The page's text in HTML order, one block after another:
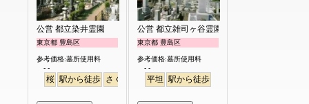
公営 都立染井霊園
東京都 豊島区
参考価格:墓所使用料
- -
桜 駅から徒歩 さくら
公営 都立雑司ヶ谷霊園
東京都 豊島区
参考価格:墓所使用料
- -
平坦 駅から徒歩